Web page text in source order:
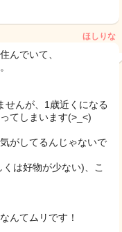
ほしりな
んでいて、
せんが、1歳近くになる
てしまいます(>_<)
がしてるんじゃないで
は好物が少ない)、こ
んてムリです！